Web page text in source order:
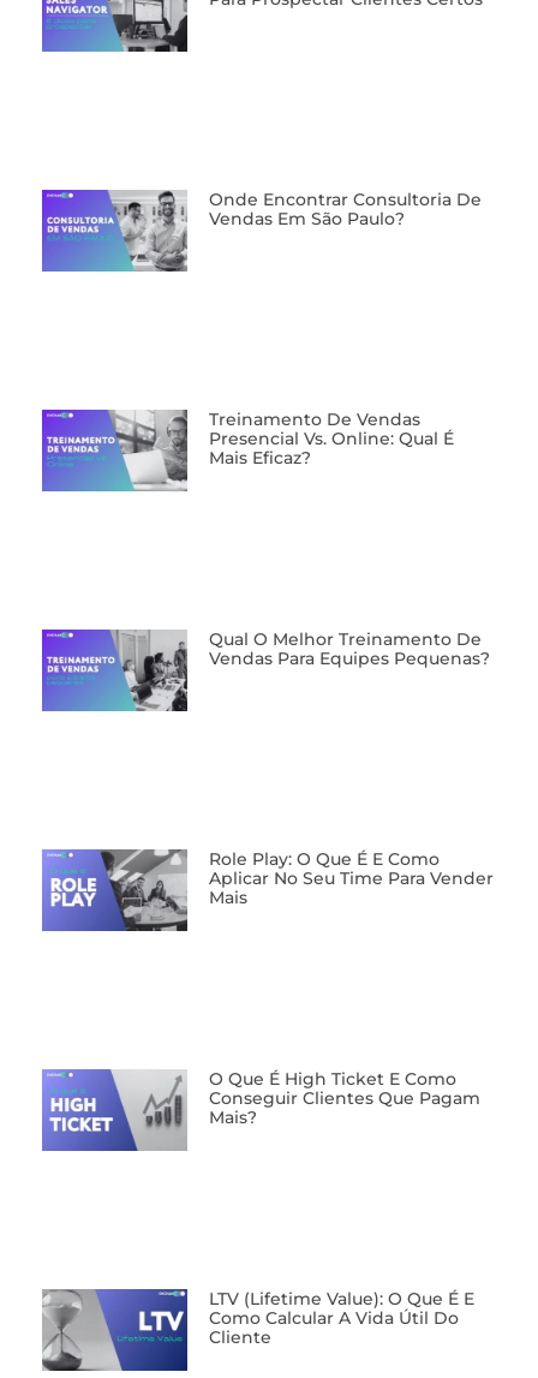
Onde Encontrar Consultoria De
Vendas Em São Paulo?
⁠Treinamento De Vendas
Presencial Vs. Online: Qual É
Mais Eficaz?
Qual O Melhor Treinamento De
Vendas Para Equipes Pequenas?
Role Play: O Que É E Como
Aplicar No Seu Time Para Vender
Mais
O Que É High Ticket E Como
Conseguir Clientes Que Pagam
Mais?
LTV (Lifetime Value): O Que É E
Como Calcular A Vida Útil Do
Cliente